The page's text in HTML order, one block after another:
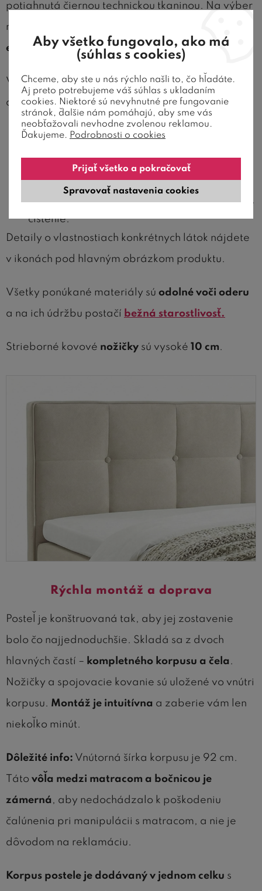
potiahnutá čiernou technickou tkaninou. Na výber
máte zo širokej škály poťahov, od
ekokožeaž po moderné textílie.
V ponuke nájdete aj funkčné látky typu Mikroplyš
a Zamat:
Zamatové látky Petproof– vysoko odolné
miláčikov.
Látky Mikroplyš Cleanaboo – so špeciálnou
úpravou, ktorá odpudzuje tekutiny a uľahčuje
čistenie.
Detaily o vlastnostiach konkrétnych látok nájdete
v ikonách pod hlavným obrázkom produktu.
Všetky ponúkané materiály sú odolné voči oderu
a na ich údržbu postačí bežná starostlivosť.
Strieborné kovové nožičky sú vysoké 10 cm
Rýchla montáž a doprava
Posteľ je konštruovaná tak, aby jej zostavenie
bolo čo najjednoduchšie. Skladá sa z dvoch
hlavných častí – kompletného korpusu a čela .
Nožičky a spojovacie kovanie sú uložené vo vnútri
korpusu. Montáž je intuitívna a zaberie vám len
niekoľko minút.
Dôležité info: Vnútorná šírka korpusu je 92 cm.
Táto vôľa medzi matracom a bočnicou je
zámerná , aby nedochádzalo k poškodeniu
čalúnenia pri manipulácii s matracom, a nie je
dôvodom na reklamáciu.
Korpus postele je dodávaný v jednom celku s
Aby všetko fungovalo, ako má
(súhlas s cookies)
Chceme, aby ste u nás rýchlo našli to, čo hľadáte.
Aj preto potrebujeme váš súhlas s ukladaním
cookies. Niektoré sú nevyhnutné pre fungovanie
stránok, ďalšie nám pomáhajú, aby sme vás
neobťažovali nevhodne zvolenou reklamou.
Ďakujeme. Podrobnosti o cookies
Spravovať nastavenia cookies
Prijať všetko a pokračovať